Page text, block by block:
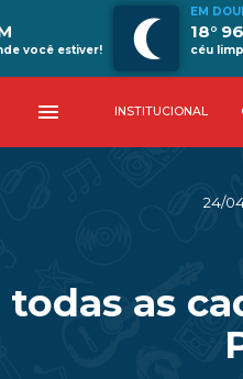
você estiver!
EM
18°
céu
menu INSTITUCIONAL
24/
as